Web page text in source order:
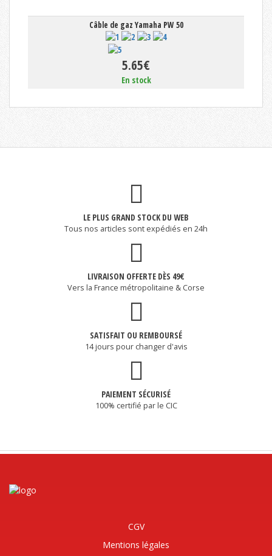
Câble de gaz Yamaha PW 50
5.65€
En stock
LE PLUS GRAND STOCK DU WEB
Tous nos articles sont expédiés en 24h
LIVRAISON OFFERTE DÈS 49€
Vers la France métropolitaine & Corse
SATISFAIT OU REMBOURSÉ
14 jours pour changer d'avis
PAIEMENT SÉCURISÉ
100% certifié par le CIC
CGV
Mentions légales